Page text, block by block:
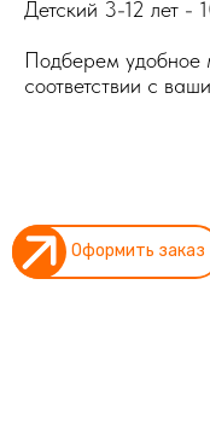
Детский 3-12 лет -
Подберем удобное
соответствии с
Оформить заказ